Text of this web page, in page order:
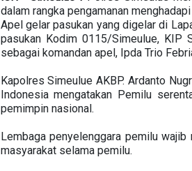
dalam rangka pengamanan
Apel gelar pasukan yang digelar di
pasukan Kodim 0115/Simeulue, KIP
sebagai komandan apel, Ipda Trio
Kapolres Simeulue AKBP. Ardanto
Indonesia mengatakan Pemilu
pemimpin nasional.
Lembaga penyelenggara pemilu
masyarakat selama pemilu.